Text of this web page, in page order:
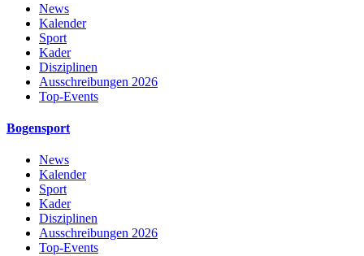
News
Kalender
Sport
Kader
Disziplinen
Ausschreibungen 2026
Top-Events
Bogensport
News
Kalender
Sport
Kader
Disziplinen
Ausschreibungen 2026
Top-Events